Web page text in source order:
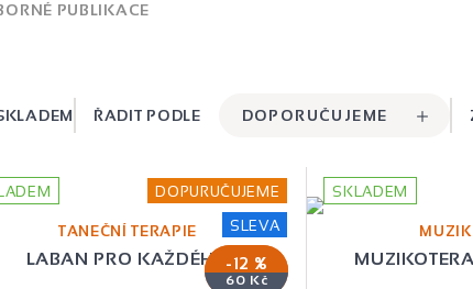
PUBLIKACE
SKLADEM ŘADIT PODLE DOPORUČUJEME
DOPURUČUJEME
SLEVA
-12 %
60 Kč
TANEČNÍ TERAPIE
LABAN PRO KAŽDÉHO
SKLADEM